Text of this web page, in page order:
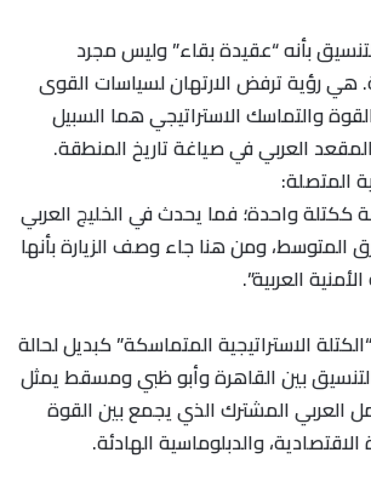
بأنه “عقيدة بقاء” وليس مجرد
هي رؤية ترفض الارتهان لسياسات القوى
والتماسك الاستراتيجي هما السبيل
العربي في صياغة تاريخ المنطقة.
ككتلة واحدة؛ فما يحدث في الخليج العربي
المتوسط، ومن هنا جاء وصف الزيارة بأنها
العربية”.
الاستراتيجية المتماسكة” كبديل لحالة
التنسيق بين القاهرة وأبو ظبي ومسقط يمثل
العربي المشترك الذي يجمع بين القوة
والدبلوماسية الهادئة.